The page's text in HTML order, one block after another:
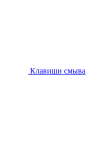
Клавиши смыва